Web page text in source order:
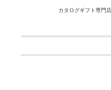
カタログギフト専門